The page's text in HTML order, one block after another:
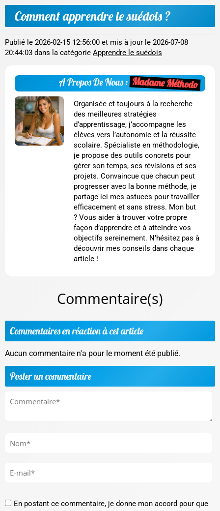
Comment apprendre le suédois ?
Publié le 2026-02-15 12:56:00 et mis à jour le 2026-07-08
20:44:03 dans la catégorie Apprendre le suédois
A Propos De Nous :Madame Méthodo
Organisée et toujours à la recherche
des meilleures stratégies
d’apprentissage, j’accompagne les
élèves vers l’autonomie et la réussite
scolaire. Spécialiste en méthodologie,
je propose des outils concrets pour
gérer son temps, ses révisions et ses
projets. Convaincue que chacun peut
progresser avec la bonne méthode, je
partage ici mes astuces pour travailler
efficacement et sans stress. Mon but
? Vous aider à trouver votre propre
façon d’apprendre et à atteindre vos
objectifs sereinement. N’hésitez pas à
découvrir mes conseils dans chaque
article !
Commentaire(s)
Commentaires en réaction à cet article
Aucun commentaire n'a pour le moment été publié.
Poster un commentaire
En postant ce commentaire, je donne mon accord pour que